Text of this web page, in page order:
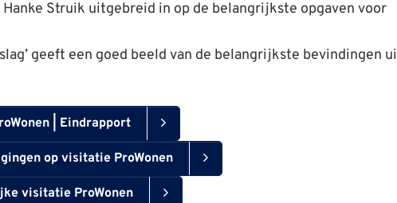
Struik uitgebreid in op de belangrijkste opgaven voor
geeft een goed beeld van de belangrijkste bevindingen ui
| Eindrapport
op visitatie ProWonen
visitatie ProWonen